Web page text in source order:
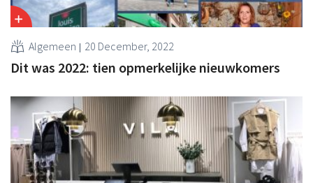
Algemeen 20 December, 2022
Dit was 2022: tien opmerkelijke nieuwkomers